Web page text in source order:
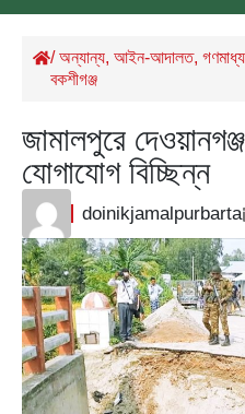
/অন্যান্য, আইন-আদালত,
বকশীগঞ্জ
জামালপুরে
যোগাযোগ বিচ্ছিন্ন
doinikjamalpurbarta